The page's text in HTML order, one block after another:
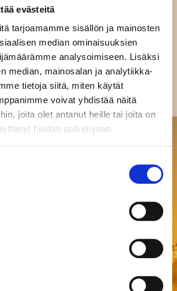
evästeitä
tarjoamamme sisällön ja mainosten
median ominaisuuksien
analysoimiseen. Lisäksi
median, mainosalan ja analytiikka-
tietoja siitä, miten käytät
voivat yhdistää näitä
joita olet antanut heille tai joita on
heidän palvelujaan.
RAUHOITTUA
asukkaille rauhallisen
on helppo elää kiireetöntä